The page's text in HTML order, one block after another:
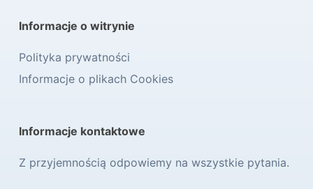
Informacje o witrynie
Polityka prywatności
Informacje o plikach Cookies
Informacje kontaktowe
Z przyjemnością odpowiemy na wszystkie pytania.